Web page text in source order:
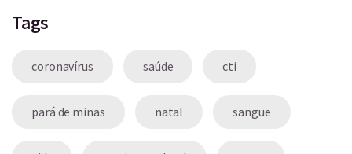
Tags
coronavírus saúde cti
pará de minas natal sangue